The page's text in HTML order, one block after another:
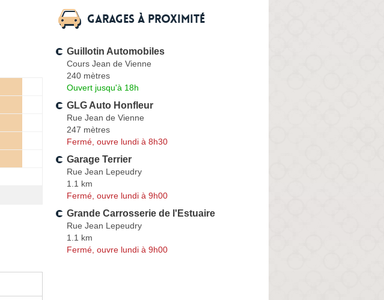
Garages à proximité
Guillotin Automobiles
Cours Jean de Vienne
240 mètres
Ouvert jusqu'à 18h
GLG Auto Honfleur
Rue Jean de Vienne
247 mètres
Fermé, ouvre lundi à 8h30
Garage Terrier
Rue Jean Lepeudry
1.1 km
Fermé, ouvre lundi à 9h00
Grande Carrosserie de l'Estuaire
Rue Jean Lepeudry
1.1 km
Fermé, ouvre lundi à 9h00